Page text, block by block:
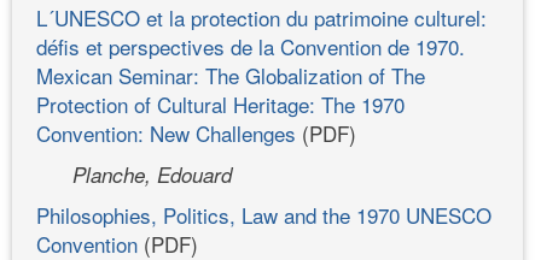
L´UNESCO et la protection du patrimoine culturel:
défis et perspectives de la Convention de 1970.
Mexican Seminar: The Globalization of The
Protection of Cultural Heritage: The 1970
Convention: New Challenges (PDF)
Planche, Edouard
Philosophies, Politics, Law and the 1970 UNESCO
Convention (PDF)